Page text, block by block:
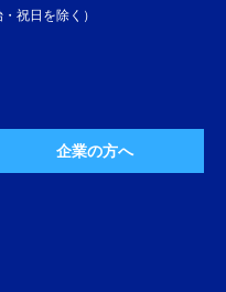
祝日を除く）
企業の方へ